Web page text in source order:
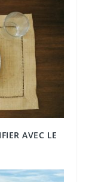
AVEC LE